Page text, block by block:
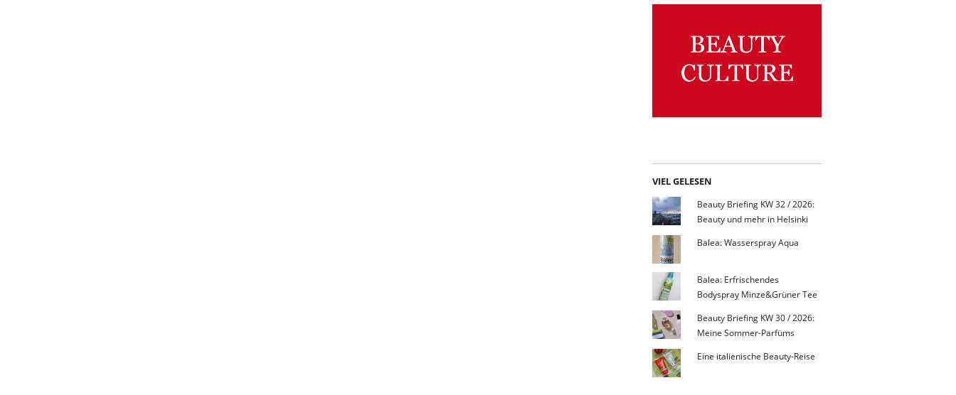
VIEL GELESEN
Beauty Briefing KW 32 / 2026:
Beauty und mehr in Helsinki
Balea: Wasserspray Aqua
Balea: Erfrischendes
Bodyspray Minze&Grüner Tee
Beauty Briefing KW 30 / 2026:
Meine Sommer-Parfüms
Eine italienische Beauty-Reise